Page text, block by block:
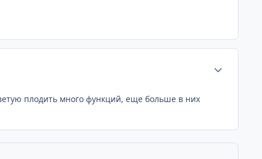
плодить много функций, еще больше в них